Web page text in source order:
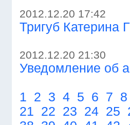
2012.12.20 17:42
Тригуб Катерина
2012.12.20 21:30
Уведомление об
1 2 3 4 5 6 7
21 22 23 24 25